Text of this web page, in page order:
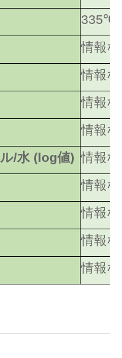
335℃
情報
情報
情報
情報
/水 (log値) 情報
情報
情報
情報
情報